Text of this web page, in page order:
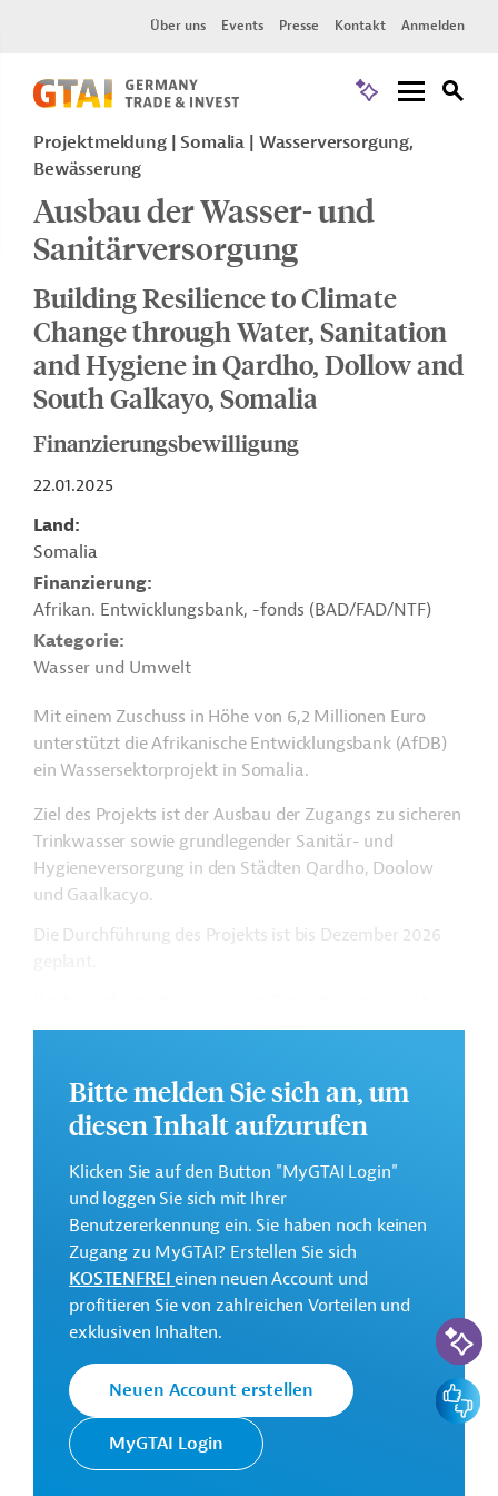
Über uns Events Presse Kontakt Anmelden
Projektmeldung Somalia
Wasserversorgung,
Bewässerung
Ausbau der Wasser- und
Sanitärversorgung
Building Resilience to Climate
Change through Water, Sanitation
and Hygiene in Qardho, Dollow and
South Galkayo, Somalia
Finanzierungsbewilligung
22.01.2025
Land
Somalia
Finanzierung
Afrikan. Entwicklungsbank, -fonds (BAD/FAD/NTF)
Kategorie
Wasser und Umwelt
Mit einem Zuschuss in Höhe von 6,2 Millionen Euro
unterstützt die Afrikanische Entwicklungsbank (AfDB)
ein Wassersektorprojekt in Somalia.
Ziel des Projekts ist der Ausbau der Zugangs zu sicheren
Trinkwasser sowie grundlegender Sanitär- und
Hygieneversorgung in den Städten Qardho, Doolow
und Gaalkacyo.
Die Durchführung des Projekts ist bis Dezember 2026
finden Sie auf derWebseite der AfDB
und im
GTAI informiert über dieAfDB: Schwerpunkte,
Regularien und praktische Hinweise zur
Gesamtkosten:
6,5 Millionen Euro
Geberbeitrag:
6,2 Millionen Euro (AWF, Zuschuss)
Kontaktadresse
Die AfDB setzt sich für die
Bitte melden Sie sich an, um
diesen Inhalt aufzurufen
Klicken Sie auf den Button "MyGTAI Login"
und loggen Sie sich mit Ihrer
Benutzererkennung ein. Sie haben noch keinen
Zugang zu MyGTAI? Erstellen Sie sich
KOSTENFREIeinen neuen Account und
profitieren Sie von zahlreichen Vorteilen und
exklusiven Inhalten.
Neuen Account erstellen
MyGTAI Login
KI-